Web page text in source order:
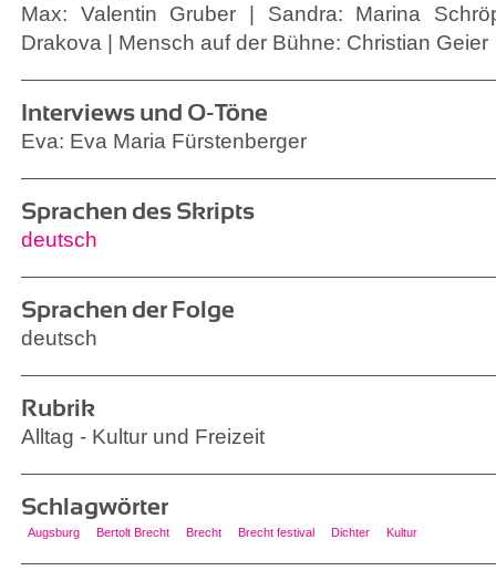
Max: Valentin Gruber | Sandra: Marina
Drakova | Mensch auf der Bühne: Christian Geier
Interviews und O-Töne
Eva: Eva Maria Fürstenberger
Sprachen des Skripts
deutsch
Sprachen der Folge
deutsch
Rubrik
Alltag - Kultur und Freizeit
Schlagwörter
Augsburg Bertolt Brecht Brecht Brecht festival Dichter Kultur